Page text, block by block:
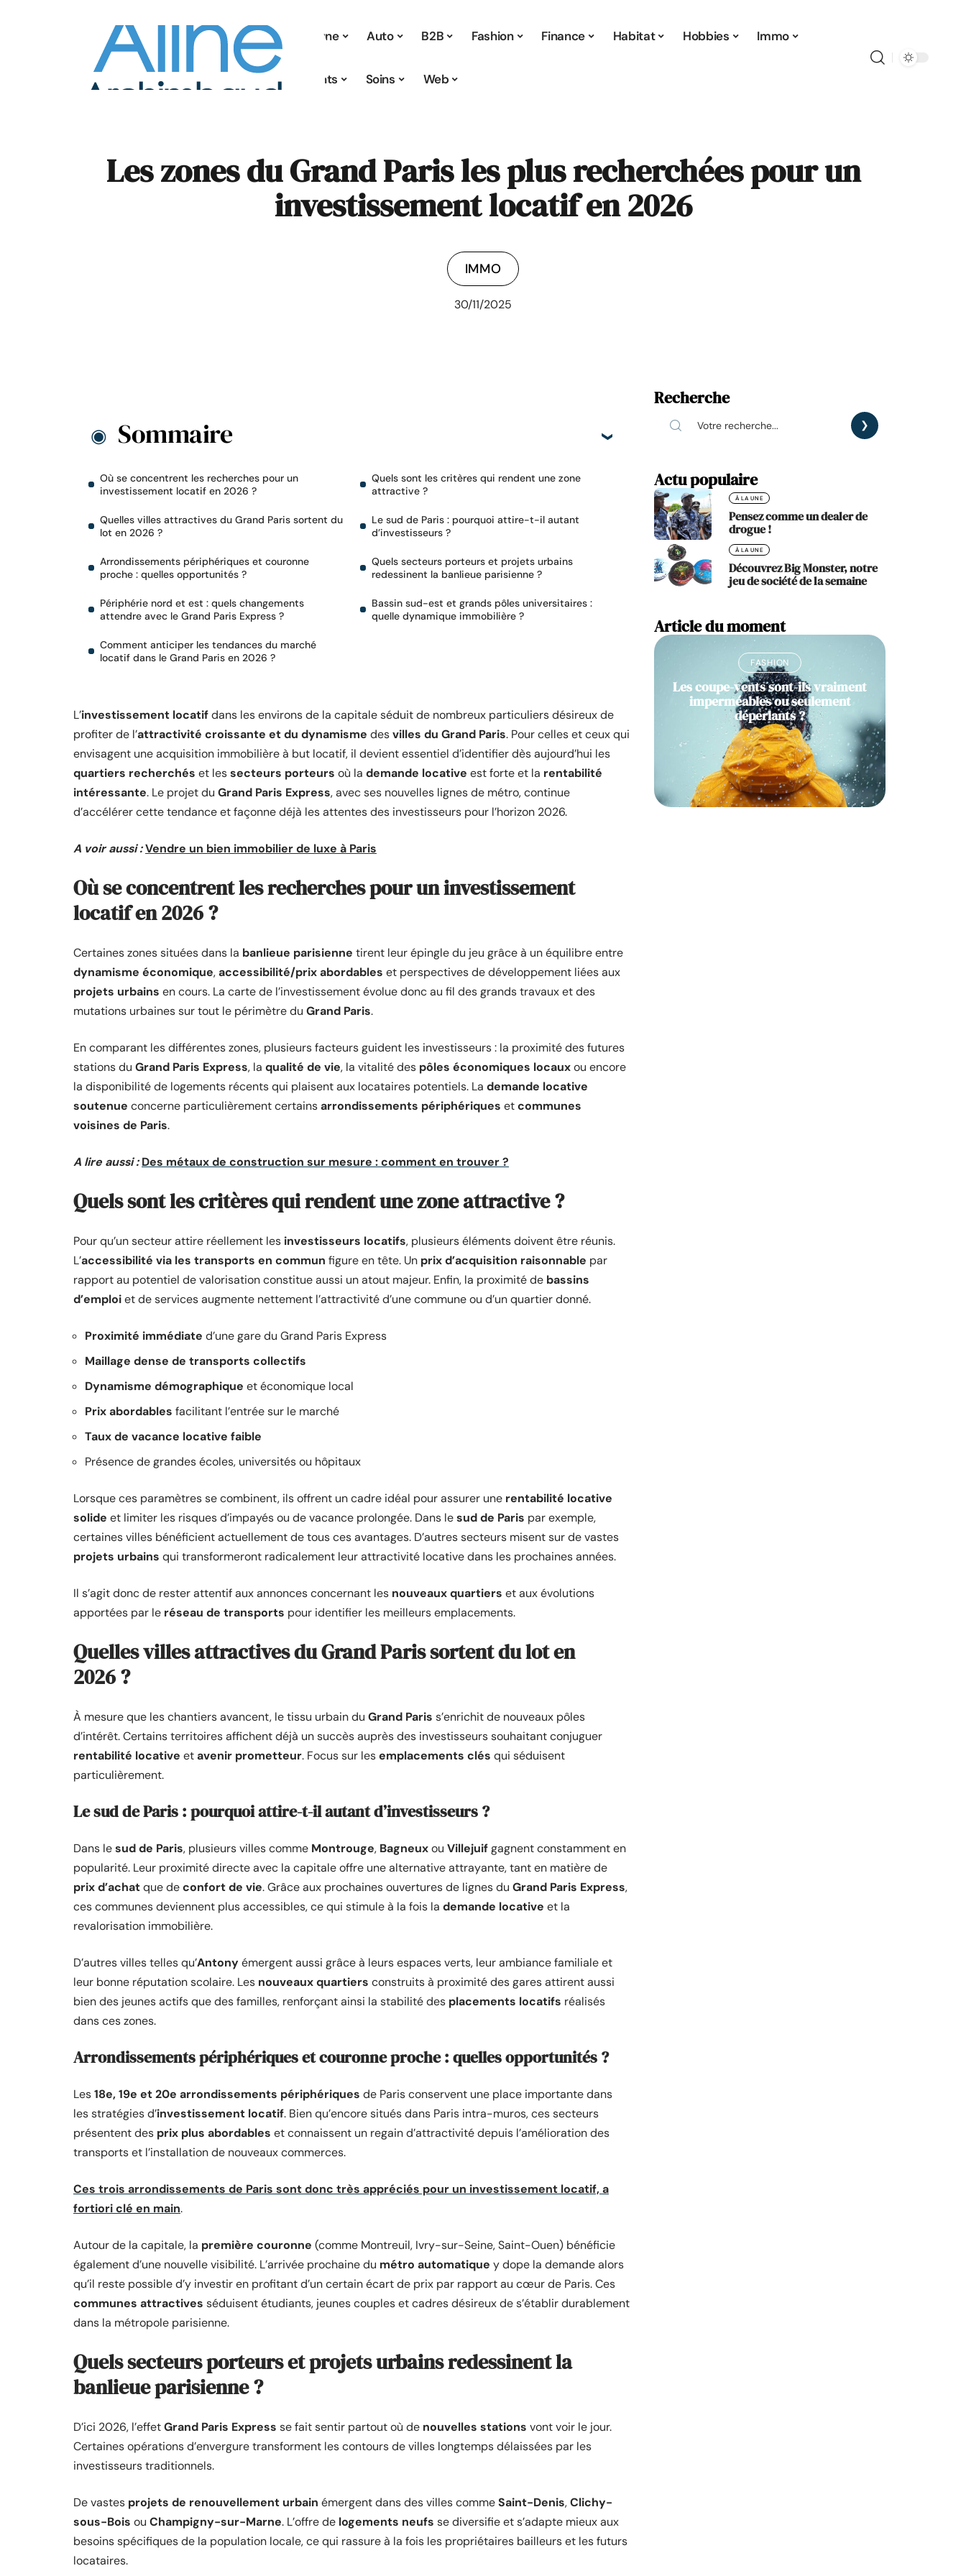
À la une Auto B2B Fashion Finance Habitat Hobbies Immo
Parents Soins Web
Les zones du Grand Paris les plus recherchées pour un
investissement locatif en 2026
IMMO
30/11/2025
Sommaire
Où se concentrent les recherches pour un
investissement locatif en 2026 ?
Quels sont les critères qui rendent une zone
attractive ?
Quelles villes attractives du Grand Paris sortent du
lot en 2026 ?
Le sud de Paris : pourquoi attire-t-il autant
d’investisseurs ?
Arrondissements périphériques et couronne
proche : quelles opportunités ?
Quels secteurs porteurs et projets urbains
redessinent la banlieue parisienne ?
Périphérie nord et est : quels changements
attendre avec le Grand Paris Express ?
Bassin sud-est et grands pôles universitaires :
quelle dynamique immobilière ?
Comment anticiper les tendances du marché
locatif dans le Grand Paris en 2026 ?
L’investissement locatifdans les environs de la capitale séduit de nombreux particuliers désireux de
profiter de l’attractivité croissante et du dynamisme desvilles du Grand Paris. Pour celles et ceux qui
envisagent une acquisition immobilière à but locatif, il devient essentiel d’identifier dès aujourd’hui les
quartiers recherchés et lessecteurs porteurs où la demande locative est forte et la rentabilité
intéressante. Le projet du Grand Paris Express, avec ses nouvelles lignes de métro, continue
d’accélérer cette tendance et façonne déjà les attentes des investisseurs pour l’horizon 2026.
A voir aussi :Vendre un bien immobilier de luxe à Paris
Où se concentrent les recherches pour un investissement
locatif en 2026 ?
Certaines zones situées dans la banlieue parisienne tirent leur épingle du jeu grâce à un équilibre entre
dynamisme économique,accessibilité/prix abordables et perspectives de développement liées aux
projets urbains en cours. La carte de l’investissement évolue donc au fil des grands travaux et des
mutations urbaines sur tout le périmètre du Grand Paris.
En comparant les différentes zones, plusieurs facteurs guident les investisseurs : la proximité des futures
stations du Grand Paris Express, la qualité de vie, la vitalité des pôles économiques locauxou encore
la disponibilité de logements récents qui plaisent aux locataires potentiels. La demande locative
soutenue concerne particulièrement certainsarrondissements périphériques etcommunes
voisines de Paris.
A lire aussi : Des métaux de construction sur mesure : comment en trouver ?
Quels sont les critères qui rendent une zone attractive ?
Pour qu’un secteur attire réellement les investisseurs locatifs, plusieurs éléments doivent être réunis.
L’accessibilité via les transports en commun figure en tête. Un prix d’acquisition raisonnable par
rapport au potentiel de valorisation constitue aussi un atout majeur. Enfin, la proximité de bassins
d’emploiet de services augmente nettement l’attractivité d’une commune ou d’un quartier donné.
Proximité immédiate d’une gare du Grand Paris Express
Maillage dense de transports collectifs
Dynamisme démographique et économique local
Prix abordables facilitant l’entrée sur le marché
Taux de vacance locative faible
Présence de grandes écoles, universités ou hôpitaux
Lorsque ces paramètres se combinent, ils offrent un cadre idéal pour assurer une rentabilité locative
solide et limiter les risques d’impayés ou de vacance prolongée. Dans lesud de Paris par exemple,
certaines villes bénéficient actuellement de tous ces avantages. D’autres secteurs misent sur de vastes
projets urbains qui transformeront radicalement leur attractivité locative dans les prochaines années.
Il s’agit donc de rester attentif aux annonces concernant les nouveaux quartiers et aux évolutions
apportées par le réseau de transports pour identifier les meilleurs emplacements.
Quelles villes attractives du Grand Paris sortent du lot en
2026 ?
À mesure que les chantiers avancent, le tissu urbain du Grand Paris s’enrichit de nouveaux pôles
d’intérêt. Certains territoires affichent déjà un succès auprès des investisseurs souhaitant conjuguer
rentabilité locative etavenir prometteur. Focus sur lesemplacements clés qui séduisent
particulièrement.
Le sud de Paris : pourquoi attire-t-il autant d’investisseurs ?
Dans lesud de Paris, plusieurs villes comme Montrouge, Bagneuxou Villejuifgagnent constamment en
popularité. Leur proximité directe avec la capitale offre une alternative attrayante, tant en matière de
prix d’achatque deconfort de vie. Grâce aux prochaines ouvertures de lignes du Grand Paris Express,
ces communes deviennent plus accessibles, ce qui stimule à la fois la demande locative et la
revalorisation immobilière.
D’autres villes telles qu’Antonyémergent aussi grâce à leurs espaces verts, leur ambiance familiale et
leur bonne réputation scolaire. Les nouveaux quartiers construits à proximité des gares attirent aussi
bien des jeunes actifs que des familles, renforçant ainsi la stabilité des placements locatifs réalisés
dans ces zones.
Arrondissements périphériques et couronne proche : quelles opportunités ?
Les18e, 19e et 20e arrondissements périphériques de Paris conservent une place importante dans
les stratégies d’investissement locatif. Bien qu’encore situés dans Paris intra-muros, ces secteurs
présentent des prix plus abordables et connaissent un regain d’attractivité depuis l’amélioration des
transports et l’installation de nouveaux commerces.
Ces trois arrondissements de Paris sont donc très appréciés pour un investissement locatif, a
fortiori clé en main.
Autour de la capitale, la première couronne (comme Montreuil, Ivry-sur-Seine, Saint-Ouen) bénéficie
également d’une nouvelle visibilité. L’arrivée prochaine du métro automatique y dope la demande alors
qu’il reste possible d’y investir en profitant d’un certain écart de prix par rapport au cœur de Paris. Ces
communes attractives séduisent étudiants, jeunes couples et cadres désireux de s’établir durablement
dans la métropole parisienne.
Quels secteurs porteurs et projets urbains redessinent la
banlieue parisienne ?
D’ici 2026, l’effetGrand Paris Express se fait sentir partout où de nouvelles stations vont voir le jour.
Certaines opérations d’envergure transforment les contours de villes longtemps délaissées par les
investisseurs traditionnels.
De vastes projets de renouvellement urbain émergent dans des villes commeSaint-Denis,Clichy-
sous-Bois ou Champigny-sur-Marne. L’offre de logements neufs se diversifie et s’adapte mieux aux
besoins spécifiques de la population locale, ce qui rassure à la fois les propriétaires bailleurs et les futurs
locataires.
Recherche
Actu populaire
À LA UNE
Pensez comme un dealer de
drogue !
À LA UNE
Découvrez Big Monster, notre
jeu de société de la semaine
Article du moment
FASHION
Les coupe-vents sont-ils vraiment
imperméables ou seulement
déperlants ?